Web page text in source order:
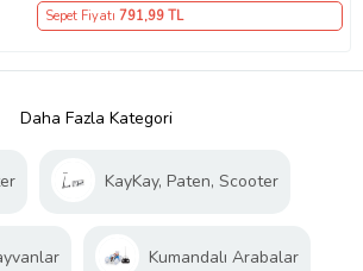
Sepet Fiyatı 791,99 TL
Daha Fazla Kategori
KayKay, Paten, Scooter
Kumandalı Arabalar